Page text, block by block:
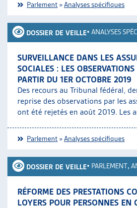
Parlement »Analyses spécifiques
DOSSIER DE VEILLE• ANALYSES
SURVEILLANCE DANS LES
SOCIALES : LES
PARTIR DU 1ER OCTOBRE 2019
Des recours au Tribunal fédéral,
reprise des observations par les
ont été rejetés en août 2019. Les
Parlement »Analyses spécifiques
DOSSIER DE VEILLE• PARLEMENT,
RÉFORME DES PRESTATIONS
LOYERS POUR PERSONNES EN